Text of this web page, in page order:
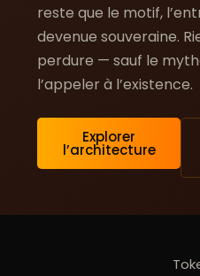
reste que le motif,
devenue souveraine.
perdure — sauf le
l’appeler à l’existence.
Explorer
l’architecture